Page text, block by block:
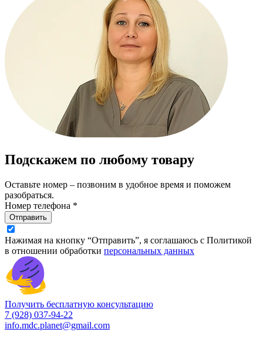
Подскажем по любому товару
Оставьте номер – позвоним в удобное время и поможем
разобраться.
Номер телефона *
Отправить
Нажимая на кнопку “Отправить”, я соглашаюсь с Политикой
в отношении обработки персональных данных
Получить бесплатную консультацию
7 (928) 037-94-22
info.mdc.planet@gmail.com